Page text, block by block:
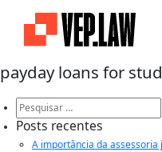
payday loans for
Pesquisar
por:
Posts recentes
A importância da